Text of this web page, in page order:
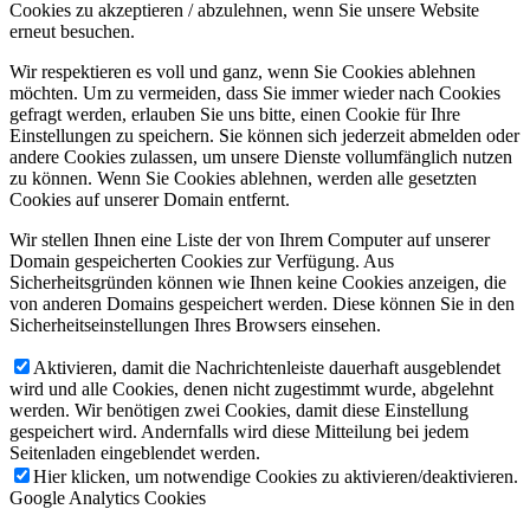
Cookies zu akzeptieren / abzulehnen, wenn Sie unsere Website
erneut besuchen.
Wir respektieren es voll und ganz, wenn Sie Cookies ablehnen
möchten. Um zu vermeiden, dass Sie immer wieder nach Cookies
gefragt werden, erlauben Sie uns bitte, einen Cookie für Ihre
Einstellungen zu speichern. Sie können sich jederzeit abmelden oder
andere Cookies zulassen, um unsere Dienste vollumfänglich nutzen
zu können. Wenn Sie Cookies ablehnen, werden alle gesetzten
Cookies auf unserer Domain entfernt.
Wir stellen Ihnen eine Liste der von Ihrem Computer auf unserer
Domain gespeicherten Cookies zur Verfügung. Aus
Sicherheitsgründen können wie Ihnen keine Cookies anzeigen, die
von anderen Domains gespeichert werden. Diese können Sie in den
Sicherheitseinstellungen Ihres Browsers einsehen.
Aktivieren, damit die Nachrichtenleiste dauerhaft ausgeblendet
wird und alle Cookies, denen nicht zugestimmt wurde, abgelehnt
werden. Wir benötigen zwei Cookies, damit diese Einstellung
gespeichert wird. Andernfalls wird diese Mitteilung bei jedem
Seitenladen eingeblendet werden.
Hier klicken, um notwendige Cookies zu aktivieren/deaktivieren.
Google Analytics Cookies